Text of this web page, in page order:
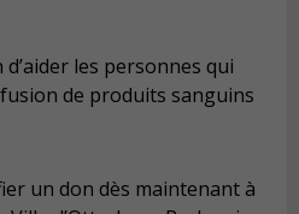
d’aider les personnes qui
de produits sanguins
un don dès maintenant à